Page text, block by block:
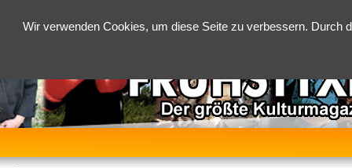
Wir verwenden Cookies, um diese Seite zu verbessern.